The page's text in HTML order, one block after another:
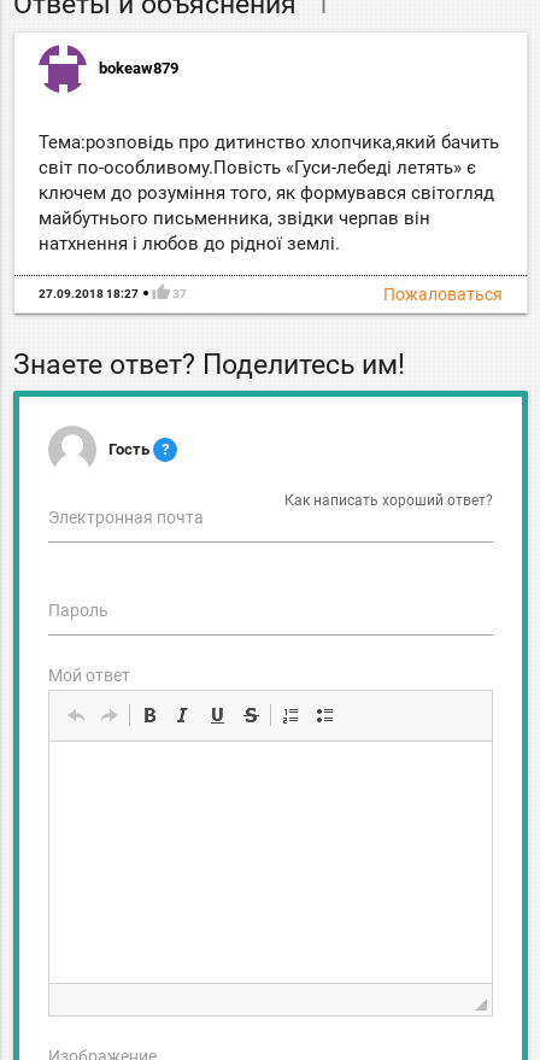
bokeaw879
Тема:розповідь про дитинство хлопчика,який бачить
світ по-особливому.Повість «Гуси-лебеді летять» є
ключем до розуміння того, як формувався світогляд
майбутнього письменника, звідки черпав він
натхнення і любов до рідної землі.
Пожаловаться
27.09.2018 18:27 thumb_up 37
Знаете ответ? Поделитесь им!
Гость ?
Как написать хороший ответ?
Электронная почта
Пароль
Мой ответ